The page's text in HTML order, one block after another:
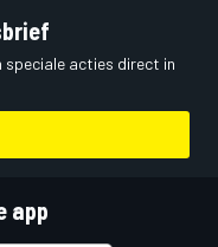
acties direct in
app